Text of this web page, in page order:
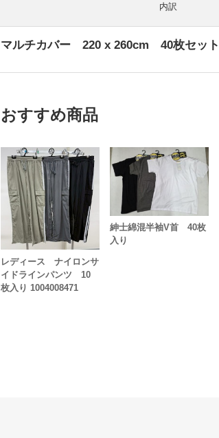
内訳
マルチカバー 220 x 260cm 40枚セット
おすすめ商品
レディース ナイロンサ
イドラインパンツ 10
枚入り 1004008471
紳士綿混半袖V首 40枚
入り